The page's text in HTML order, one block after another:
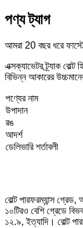
পণ্য ট্যাগ
আমরা 20 বছর ধরে
এক্সক্যাভেটর ট্র্যাক
বিভিন্ন আকারের
পণ্যের নাম
উপাদান
রঙ
আদর্শ
ডেলিভারি শর্তাবলী
বোল্ট পারফরম্যান্স গ্রেড,
১০টিরও বেশি গ্রেডে
১২.৯, ইত্যাদি। বোল্ট